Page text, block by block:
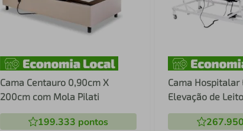
Cama Centauro 0,90cm X
200cm com Mola Pilati
199.333 pontos
Cama
Elevação de
Suporta 180 Kg